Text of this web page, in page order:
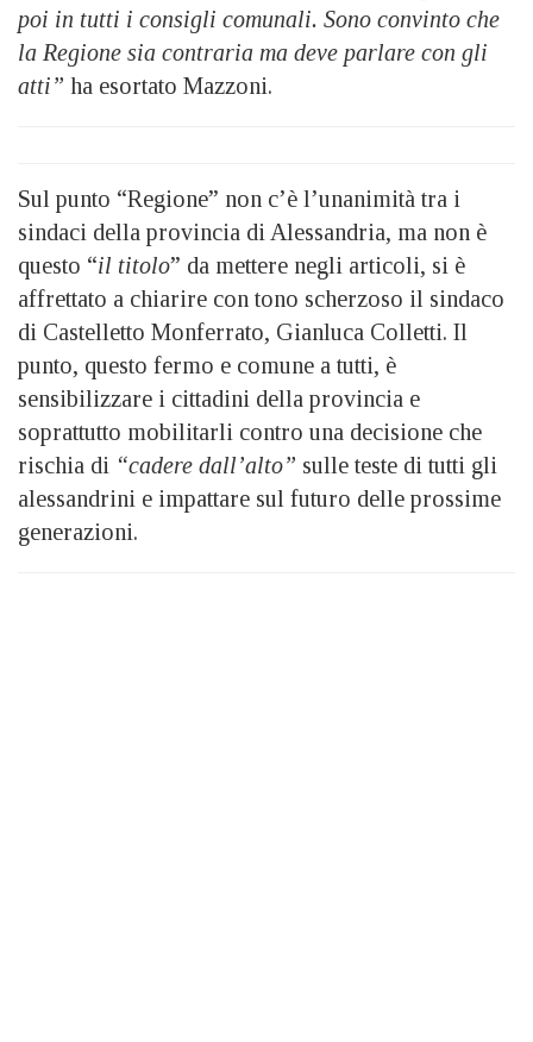
poi in tutti i consigli comunali. Sono convinto che
la Regione sia contraria ma deve parlare con gli
atti” ha esortato Mazzoni.
Sul punto “Regione” non c’è l’unanimità tra i
sindaci della provincia di Alessandria, ma non è
questo “il titolo” da mettere negli articoli, si è
affrettato a chiarire con tono scherzoso il sindaco
di Castelletto Monferrato, Gianluca Colletti. Il
punto, questo fermo e comune a tutti, è
sensibilizzare i cittadini della provincia e
soprattutto mobilitarli contro una decisione che
rischia di “cadere dall’alto” sulle teste di tutti gli
alessandrini e impattare sul futuro delle prossime
generazioni.